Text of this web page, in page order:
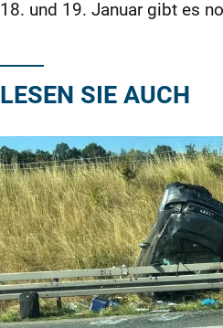
18. und 19. Januar gibt es
LESEN SIE AUCH